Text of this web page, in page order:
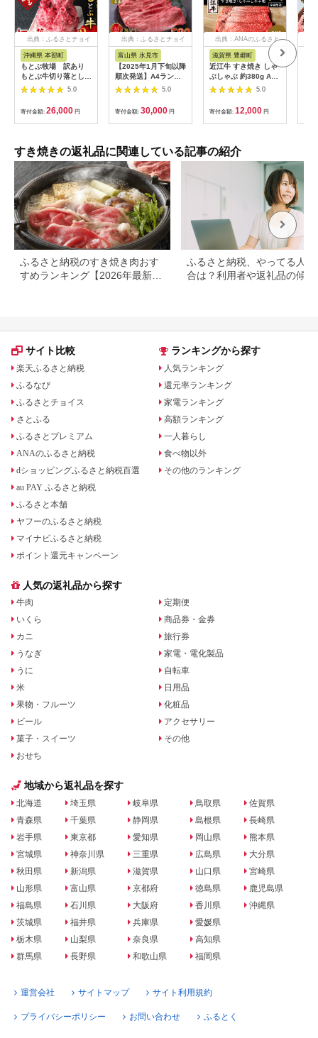
出典：ふるさとチョイ
沖縄県 本部町
もとぶ牧場 訳あり
もとぶ牛切り落とし
2kg（500g×4P） ブ
ランド 和牛 切落し 煮
込み すき焼き オスス
メ おすすめ 人気 沖縄
カレー 県産和牛 黒毛
便利 わけあり ワケア
リ グルメ 2000ｇ
5.0
寄付金額: 26,000 円
出典：ふるさとチョイ
富山県 氷見市
【2025年1月下旬以降
順次発送】A4ランク
以上！氷見牛もものす
き焼き用肉580g 〈冷
凍〉| 国産 黒毛和牛
ブランド牛
5.0
寄付金額: 30,000 円
出典：ANAのふるさと
納税
滋賀県 豊郷町
近江牛 すき焼き しゃ
ぶしゃぶ 約380g A5
モモ 肩ロース 肉の千
石屋 牛肉 黒毛和牛 す
きやき すき焼き肉 す
き焼き用 しゃぶしゃ
ぶ用 肉 お肉 牛 和牛
5.0
寄付金額: 12,000 円
すき焼きの返礼品に関連している記事の紹介
ふるさと納税のすき焼き肉おす
すめランキング【2026年最新
ふるさと納税、やってる人の
合は？利用者や返礼品の傾向
サイト比較
楽天ふるさと納税
ふるなび
ふるさとチョイス
さとふる
ふるさとプレミアム
ANAのふるさと納税
dショッピングふるさと納税百選
au PAY ふるさと納税
ふるさと本舗
ヤフーのふるさと納税
マイナビふるさと納税
ポイント還元キャンペーン
ランキングから探す
人気ランキング
還元率ランキング
家電ランキング
高額ランキング
一人暮らし
食べ物以外
その他のランキング
人気の返礼品から探す
牛肉
いくら
カニ
うなぎ
うに
米
果物・フルーツ
ビール
菓子・スイーツ
おせち
定期便
商品券・金券
旅行券
家電・電化製品
自転車
日用品
化粧品
アクセサリー
その他
地域から返礼品を探す
北海道
青森県
岩手県
宮城県
秋田県
山形県
福島県
茨城県
栃木県
群馬県
埼玉県
千葉県
東京都
神奈川県
新潟県
富山県
石川県
福井県
山梨県
長野県
岐阜県
静岡県
愛知県
三重県
滋賀県
京都府
大阪府
兵庫県
奈良県
和歌山県
鳥取県
島根県
岡山県
広島県
山口県
徳島県
香川県
愛媛県
高知県
福岡県
佐賀県
長崎県
熊本県
大分県
宮崎県
鹿児島県
沖縄県
運営会社 サイトマップ サイト利用規約
プライバシーポリシー お問い合わせ ふるとく